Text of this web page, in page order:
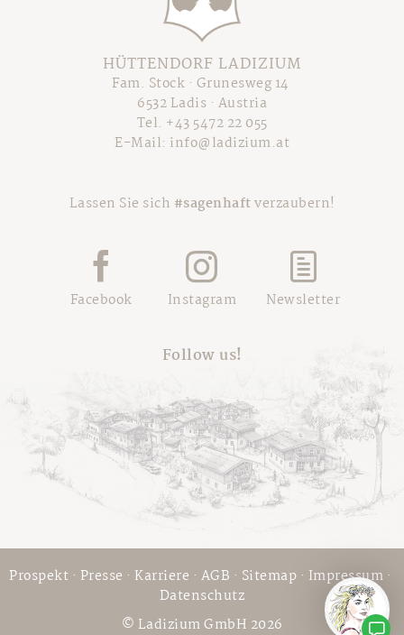
HÜTTENDORF LADIZIUM
Fam. Stock · Grunesweg 14
6532 Ladis · Austria
Tel. +43 5472 22 055
E-Mail: info@ladizium.at
Lassen Sie sich #sagenhaftverzaubern!
Facebook Instagram Newsletter
Follow us!
© Ladizium GmbH 2026
Prospekt · Presse · Karriere · AGB · Sitemap · Impressum ·
Datenschutz